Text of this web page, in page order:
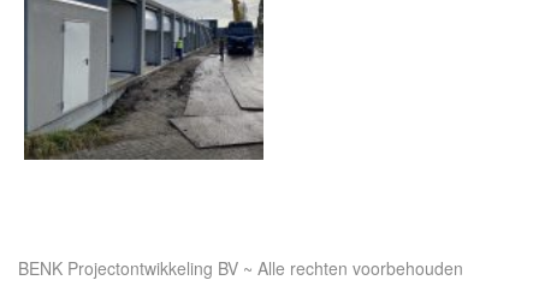
BENK Projectontwikkeling BV ~ Alle rechten voorbehouden